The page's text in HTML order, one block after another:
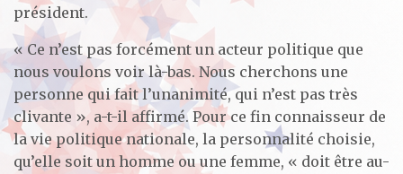
président.
« Ce n’est pas forcément un acteur politique que
nous voulons voir là-bas. Nous cherchons une
personne qui fait l’unanimité, qui n’est pas très
clivante », a-t-il affirmé. Pour ce fin connaisseur de
la vie politique nationale, la personnalité choisie,
qu’elle soit un homme ou une femme, « doit être au-